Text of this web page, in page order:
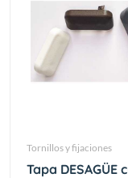
Tornillos y fijaciones
Tapa DESAGÜE